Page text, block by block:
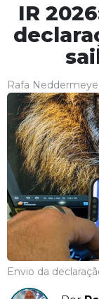
IR
Rafa
Envio da